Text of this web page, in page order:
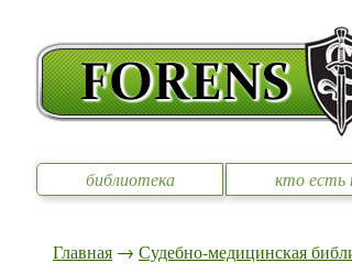
библиотека кто есть
Главная → Судебно-медицинская